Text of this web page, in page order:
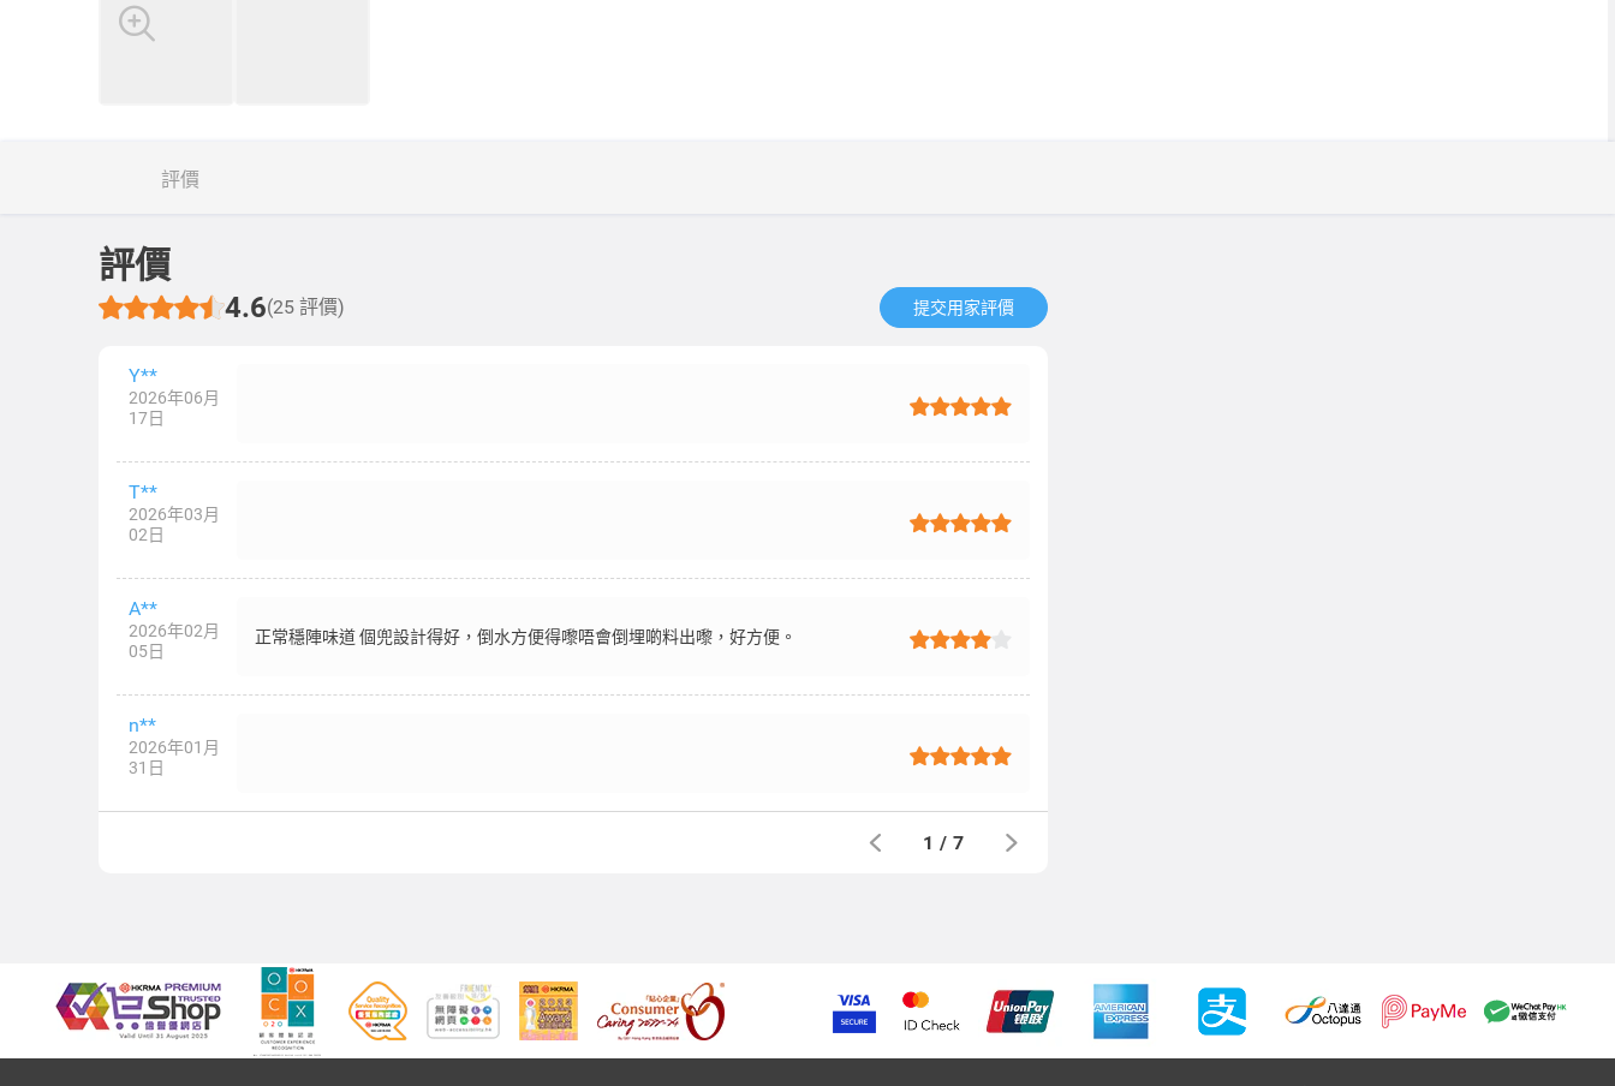
評價
評價
4.6(25 評價) 提交用家評價​
Y**
2026年06月
17日
T**
2026年03月
02日
A**
2026年02月
05日
正常穩陣味道 個兜設計得好，倒水方便得嚟唔會倒埋啲料出嚟，好方便。
n**
2026年01月
31日
1 / 7